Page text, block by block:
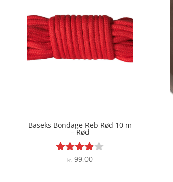
Baseks Bondage Reb Rød 10 m
– Rød
Vurderet
kr. 99,00